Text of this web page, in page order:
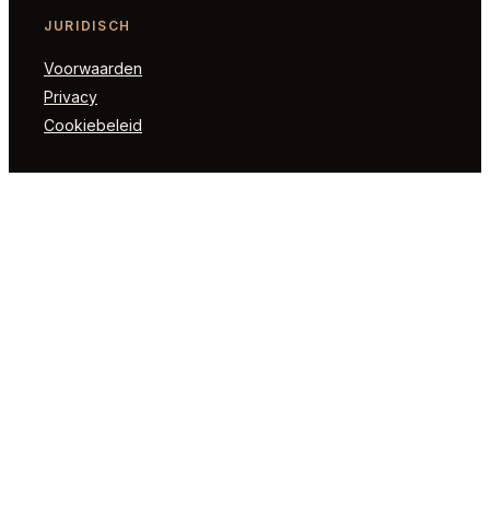
JURIDISCH
Voorwaarden
Privacy
Cookiebeleid